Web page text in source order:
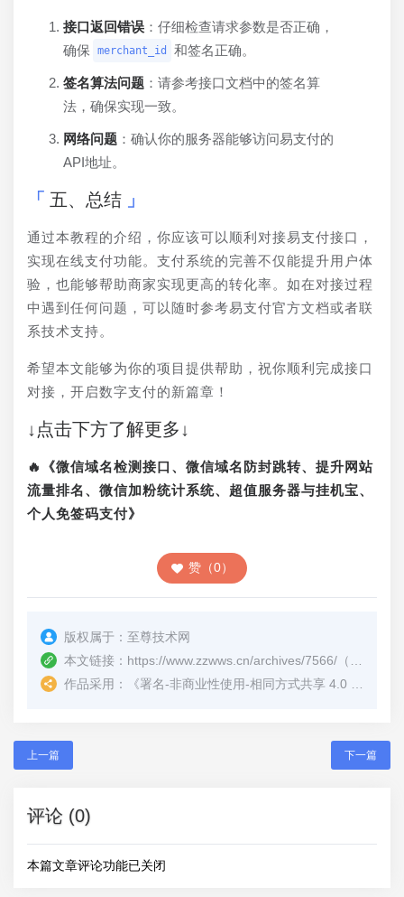
接口返回错误 ：仔细检查请求参数是否正确，
确保
merchant_id 和签名正确。
签名算法问题 ：请参考接口文档中的签名算
法，确保实现一致。
网络问题 ：确认你的服务器能够访问易支付的
API地址。
五、总结
通过本教程的介绍，你应该可以顺利对接易支付接口，
实现在线支付功能。支付系统的完善不仅能提升用户体
验，也能够帮助商家实现更高的转化率。如在对接过程
中遇到任何问题，可以随时参考易支付官方文档或者联
系技术支持。
希望本文能够为你的项目提供帮助，祝你顺利完成接口
对接，开启数字支付的新篇章！
↓点击下方了解更多↓
🔥《微信域名检测接口、微信域名防封跳转、提升网站
流量排名、微信加粉统计系统、超值服务器与挂机宝、
个人免签码支付》
赞（0）
版权属于： 至尊技术网
本文链接： https://www.zzwws.cn/archives/7566/ （转载时请注明本文出处及文章链接）
作品采用：
《署名-非商业性使用-相同方式共享 4.0 国际 (CC BY-NC-SA 4.0)
上一篇 下一篇
评论 (0)
本篇文章评论功能已关闭